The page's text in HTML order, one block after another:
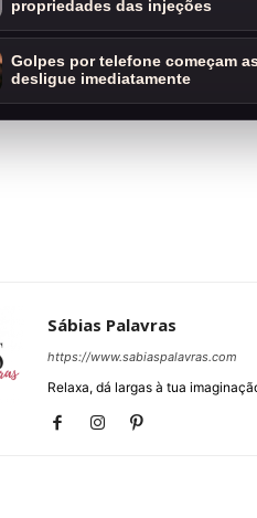
propriedades das injeções
Golpes por telefone começam
desligue imediatamente
Sábias Palavras
https://www.sabiaspalavras.com
Relaxa, dá largas à tua